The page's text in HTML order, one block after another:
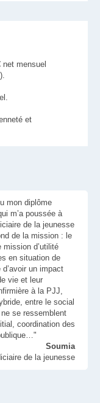
mensuel
et
mon diplôme
m’a poussée à
de la jeunesse
de la mission : le
d’utilité
en situation de
un impact
vie et leur
à la PJJ,
entre le social
se ressemblent
coordination des
Soumia
de la jeunesse